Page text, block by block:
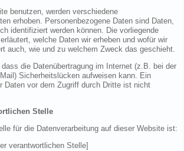
benutzen, werden verschiedene
erhoben. Personenbezogene Daten sind Daten,
identifiziert werden können. Die vorliegende
welche Daten wir erheben und wofür wir
auch, wie und zu welchem Zweck das geschieht.
die Datenübertragung im Internet (z.B. bei der
Sicherheitslücken aufweisen kann. Ein
Daten vor dem Zugriff durch Dritte ist nicht
Stelle
für die Datenverarbeitung auf dieser Website ist:
verantwortlichen Stelle]